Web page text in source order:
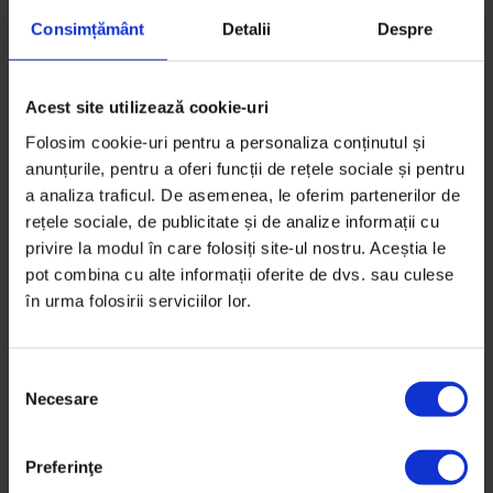
Consimțământ Detalii Despre
Acest site utilizează cookie-uri
Folosim cookie-uri pentru a personaliza conținutul și
anunțurile, pentru a oferi funcții de rețele sociale și pentru
a analiza traficul. De asemenea, le oferim partenerilor de
rețele sociale, de publicitate și de analize informații cu
privire la modul în care folosiți site-ul nostru. Aceștia le
pot combina cu alte informații oferite de dvs. sau culese
în urma folosirii serviciilor lor.
Necesare
Preferinţe
11 martie 2021
Coronavirus